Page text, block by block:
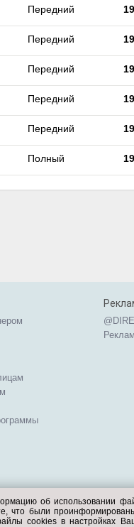
Передний
Передний
Передний
Передний
Передний
Полный
об использовании
что были
cookies в настройках